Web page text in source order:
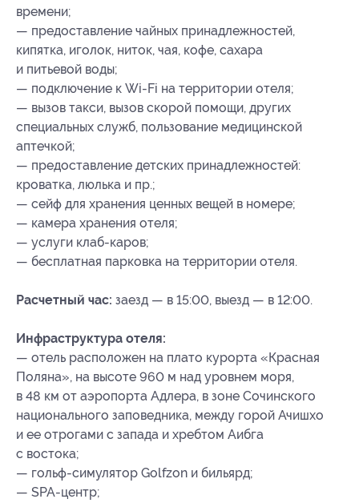
времени;
— предоставление чайных принадлежностей,
кипятка, иголок, ниток, чая, кофе, сахара
и питьевой воды;
— подключение к Wi-Fi на территории отеля;
— вызов такси, вызов скорой помощи, других
специальных служб, пользование медицинской
аптечкой;
— предоставление детских принадлежностей:
кроватка, люлька и пр.;
— сейф для хранения ценных вещей в номере;
— камера хранения отеля;
— услуги клаб-каров;
— бесплатная парковка на территории отеля.
Расчетный час: заезд — в 15:00, выезд — в 12:00.
Инфраструктура отеля:
— отель расположен на плато курорта «Красная
Поляна», на высоте 960 м над уровнем моря,
в 48 км от аэропорта Адлера, в зоне Сочинского
национального заповедника, между горой Ачишхо
и ее отрогами с запада и хребтом Аибга
с востока;
— гольф-симулятор Golfzon и бильярд;
— SPA-центр;